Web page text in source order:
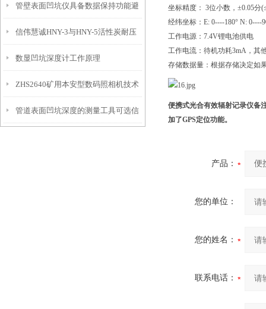
埋头度仪技术参数！
管壁表面凹坑仪具备数据保持功能避
免测试过程中测针移动导致数据变动
信伟慧诚HNY-3与HNY-5活性炭耐压
强度测定仪技术参数！
数显凹坑深度计工作原理
ZHS2640矿用本安型数码照相机技术
参数！
管道表面凹坑深度的测量工具可选信
坐标精度： 3位小数，±0.05分
经纬坐标：E: 0----180° N: 0----
工作电源：7.4V锂电池供电
工作电流：待机功耗3mA，其
存储数据量：根据存储决定如
便携式光合有效辐射记录仪备
加了GPS定位功能。
产品：
您的单位：
您的姓名：
联系电话：